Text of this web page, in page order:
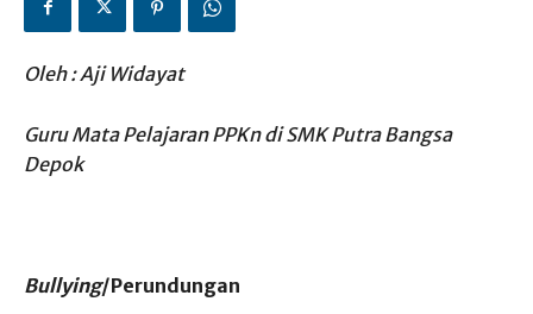
Oleh : Aji Widayat
Guru Mata Pelajaran PPKn di SMK Putra Bangsa
Depok
Bullying/Perundungan